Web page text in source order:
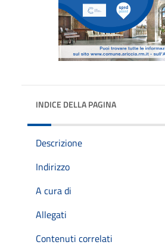
INDICE DELLA PAGINA
Descrizione
Indirizzo
A cura di
Allegati
Contenuti correlati